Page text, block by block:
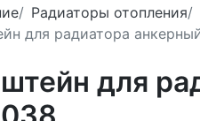
Радиаторы отопления
для радиатора
для